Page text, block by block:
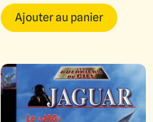
Ajouter au panier